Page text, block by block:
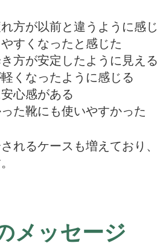
方が以前と違うように感
すくなったと感じた
方が安定したように見える
くなったように感じる
心感がある
た靴にも使いやすかった
れるケースも増えており
メッセージ